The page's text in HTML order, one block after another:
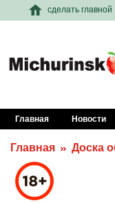
сделать главной
Главная Новости
Главная Доска